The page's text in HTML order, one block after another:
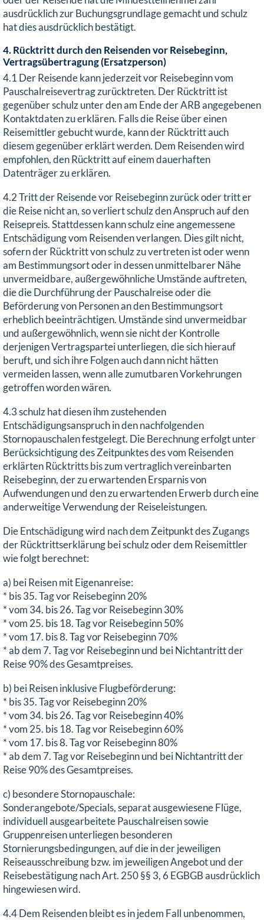
ausdrücklich zur Buchungsgrundlage gemacht und schulz
hat dies ausdrücklich bestätigt.
4. Rücktritt durch den Reisenden vor Reisebeginn,
Vertragsübertragung (Ersatzperson)
4.1 Der Reisende kann jederzeit vor Reisebeginn vom
Pauschalreisevertrag zurücktreten. Der Rücktritt ist
gegenüber schulz unter den am Ende der ARB angegebenen
Kontaktdaten zu erklären. Falls die Reise über einen
Reisemittler gebucht wurde, kann der Rücktritt auch
diesem gegenüber erklärt werden. Dem Reisenden wird
empfohlen, den Rücktritt auf einem dauerhaften
Datenträger zu erklären.
4.2 Tritt der Reisende vor Reisebeginn zurück oder tritt er
die Reise nicht an, so verliert schulz den Anspruch auf den
Reisepreis. Stattdessen kann schulz eine angemessene
Entschädigung vom Reisenden verlangen. Dies gilt nicht,
sofern der Rücktritt von schulz zu vertreten ist oder wenn
am Bestimmungsort oder in dessen unmittelbarer Nähe
unvermeidbare, außergewöhnliche Umstände auftreten,
die die Durchführung der Pauschalreise oder die
Beförderung von Personen an den Bestimmungsort
erheblich beeinträchtigen. Umstände sind unvermeidbar
und außergewöhnlich, wenn sie nicht der Kontrolle
derjenigen Vertragspartei unterliegen, die sich hierauf
beruft, und sich ihre Folgen auch dann nicht hätten
vermeiden lassen, wenn alle zumutbaren Vorkehrungen
getroffen worden wären.
4.3 schulz hat diesen ihm zustehenden
Entschädigungsanspruch in den nachfolgenden
Stornopauschalen festgelegt. Die Berechnung erfolgt unter
Berücksichtigung des Zeitpunktes des vom Reisenden
erklärten Rücktritts bis zum vertraglich vereinbarten
Reisebeginn, der zu erwartenden Ersparnis von
Aufwendungen und den zu erwartenden Erwerb durch eine
anderweitige Verwendung der Reiseleistungen.
Die Entschädigung wird nach dem Zeitpunkt des Zugangs
der Rücktrittserklärung bei schulz oder dem Reisemittler
wie folgt berechnet:
a) bei Reisen mit Eigenanreise:
* bis 35. Tag vor Reisebeginn 20%
* vom 34. bis 26. Tag vor Reisebeginn 30%
* vom 25. bis 18. Tag vor Reisebeginn 50%
* vom 17. bis 8. Tag vor Reisebeginn 70%
* ab dem 7. Tag vor Reisebeginn und bei Nichtantritt der
Reise 90% des Gesamtpreises.
b) bei Reisen inklusive Flugbeförderung:
* bis 35. Tag vor Reisebeginn 20%
* vom 34. bis 26. Tag vor Reisebeginn 40%
* vom 25. bis 18. Tag vor Reisebeginn 60%
* vom 17. bis 8. Tag vor Reisebeginn 80%
* ab dem 7. Tag vor Reisebeginn und bei Nichtantritt der
Reise 90% des Gesamtpreises.
c) besondere Stornopauschale:
Sonderangebote/Specials, separat ausgewiesene Flüge,
individuell ausgearbeitete Pauschalreisen sowie
Gruppenreisen unterliegen besonderen
Stornierungsbedingungen, auf die in der jeweiligen
Reiseausschreibung bzw. im jeweiligen Angebot und der
Reisebestätigung nach Art. 250 §§ 3, 6 EGBGB ausdrücklich
hingewiesen wird.
4.4 Dem Reisenden bleibt es in jedem Fall unbenommen,